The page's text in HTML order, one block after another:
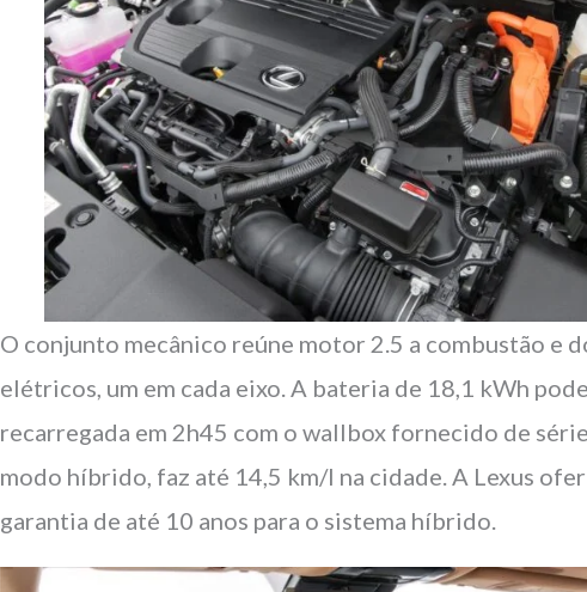
O conjunto mecânico reúne motor 2.5 a combustão e
elétricos, um em cada eixo. A bateria de 18,1 kWh
recarregada em 2h45 com o wallbox fornecido de
modo híbrido, faz até 14,5 km/l na cidade. A Lexus
garantia de até 10 anos para o sistema híbrido.